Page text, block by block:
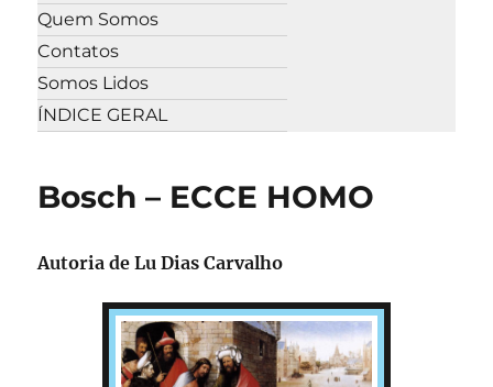
Quem Somos
Contatos
Somos Lidos
ÍNDICE GERAL
Bosch – ECCE HOMO
Autoria de Lu Dias Carvalho